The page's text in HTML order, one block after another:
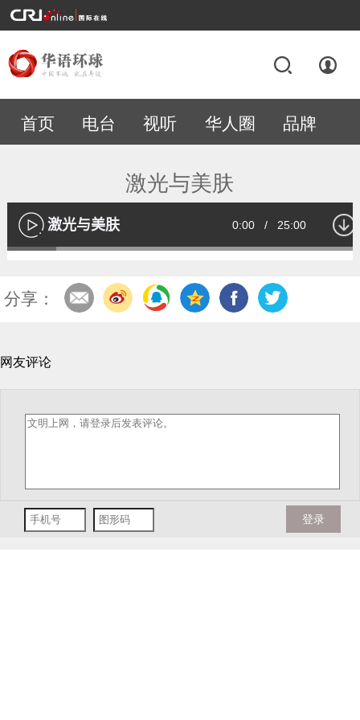
首页 电台 视听 华人圈 品牌
激光与美肤
播
放
激光与美肤 Current
0:00 / Duration
25:00
Loaded:
分享：
网友评论
登录